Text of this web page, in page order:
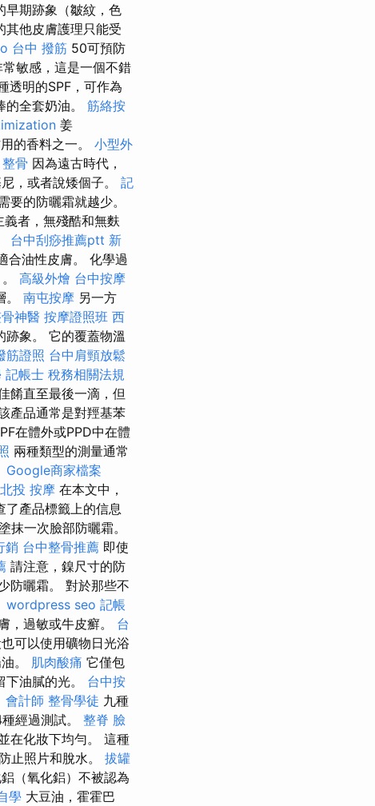
早期跡象（皺紋，色
其他皮膚護理只能受
台中 撥筋 50可預防
敏感，這是一個不錯
透明的SPF，可作為
全套奶油。 筋絡按
姜
的香料之一。 小型外
整骨 因為遠古時代，
，或者說矮個子。 記
的防曬霜就越少。
義者，無殘酷和無麩
台中刮痧推薦ptt 新
合油性皮膚。 化學過
高級外燴 台中按摩
南屯按摩 另一方
神醫 按摩證照班 西
跡象。 它的覆蓋物溫
筋證照 台中肩頸放鬆
記帳士 稅務相關法規
餚直至最後一滴，但
產品通常是對羥基苯
在體外或PPD中在體
兩種類型的測量通常
Google商家檔案
北投 按摩 在本文中，
產品標籤上的信息
抹一次臉部防曬霜。
銷 台中整骨推薦 即使
請注意，鎳尺寸的防
防曬霜。 對於那些不
wordpress seo 記帳
，過敏或牛皮癬。 台
可以使用礦物日光浴
。 肌肉酸痛 它僅包
油膩的光。 台中按
會計師 整骨學徒 九種
經過測試。 整脊 臉
在化妝下均勻。 這種
止照片和脫水。 拔罐
（氧化鋁）不被認為
學 大豆油，霍霍巴